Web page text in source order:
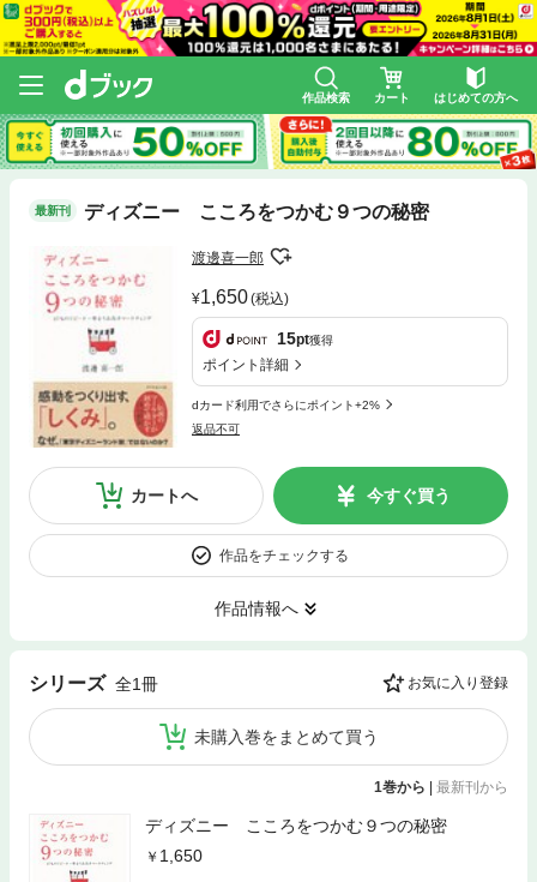
作品検索 カート はじめての方へ
最新刊 ディズニー こころをつかむ９つの秘密
渡邊喜一郎
1,650(税込)
15pt獲得
ポイント詳細
dカード利用でさらにポイント+2%
返品不可
カートへ 今すぐ買う
作品をチェックする
作品情報へ
シリーズ 全1冊 お気に入り登録
未購入巻をまとめて買う
1巻から 最新刊から
ディズニー こころをつかむ９つの秘密
1,650